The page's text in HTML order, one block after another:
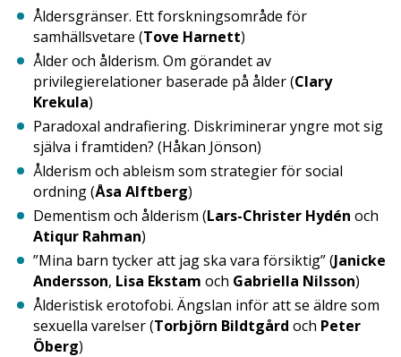
Åldersgränser. Ett forskningsområde för
samhällsvetare (Tove Harnett)
Ålder och ålderism. Om görandet av
privilegierelationer baserade på ålder (Clary
Krekula)
Paradoxal andrafiering. Diskriminerar yngre mot sig
själva i framtiden? (Håkan Jönson)
Ålderism och ableism som strategier för social
ordning (Åsa Alftberg)
Dementism och ålderism (Lars-Christer Hydén och
Atiqur Rahman)
”Mina barn tycker att jag ska vara försiktig” (Janicke
Andersson, Lisa Ekstam och Gabriella Nilsson)
Ålderistisk erotofobi. Ängslan inför att se äldre som
sexuella varelser (Torbjörn Bildtgård och Peter
Öberg)